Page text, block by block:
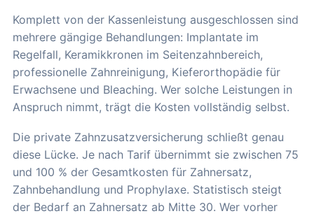
Komplett von der Kassenleistung ausgeschlossen sind
mehrere gängige Behandlungen: Implantate im
Regelfall, Keramikkronen im Seitenzahnbereich,
professionelle Zahnreinigung, Kieferorthopädie für
Erwachsene und Bleaching. Wer solche Leistungen in
Anspruch nimmt, trägt die Kosten vollständig selbst.
Die private Zahnzusatzversicherung schließt genau
diese Lücke. Je nach Tarif übernimmt sie zwischen 75
und 100 % der Gesamtkosten für Zahnersatz,
Zahnbehandlung und Prophylaxe. Statistisch steigt
der Bedarf an Zahnersatz ab Mitte 30. Wer vorher